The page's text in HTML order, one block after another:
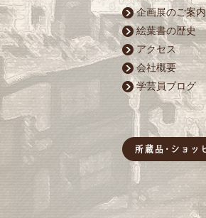
企画展のご案内
絵葉書の歴史
アクセス
会社概要
学芸員ブログ